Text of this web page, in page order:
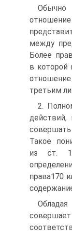
между
Более
в которой
третьим
2.
действий,
Такое
из ст.
права170